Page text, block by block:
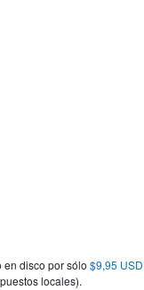
en disco por sólo $9,95 USD
locales).